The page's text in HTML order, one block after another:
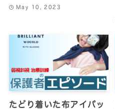
May 10, 2023
たどり着いた布アイパッ